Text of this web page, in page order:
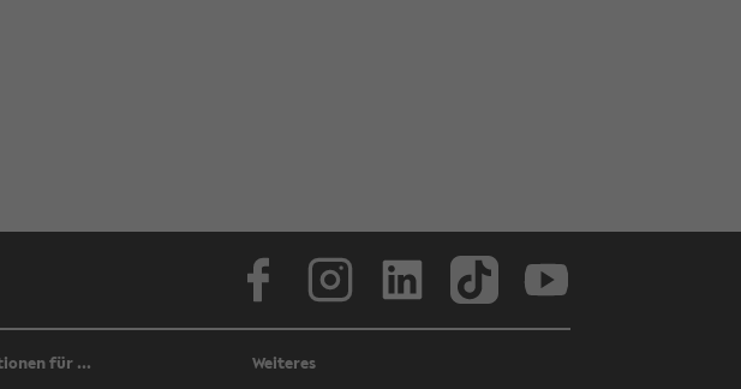
für ...
Weiteres